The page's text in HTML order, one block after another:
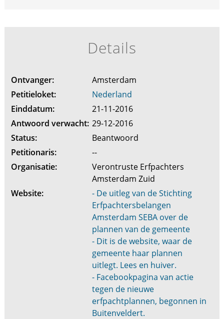
Details
Ontvanger:
Amsterdam
Petitieloket:
Nederland
Einddatum:
21-11-2016
Antwoord verwacht: 29-12-2016
Status:
Beantwoord
Petitionaris:
--
Organisatie:
Verontruste Erfpachters
Amsterdam Zuid
Website:
- De uitleg van de Stichting
Erfpachtersbelangen
Amsterdam SEBA over de
plannen van de gemeente
- Dit is de website, waar de
gemeente haar plannen
uitlegt. Lees en huiver.
- Facebookpagina van actie
tegen de nieuwe
erfpachtplannen, begonnen in
Buitenveldert.